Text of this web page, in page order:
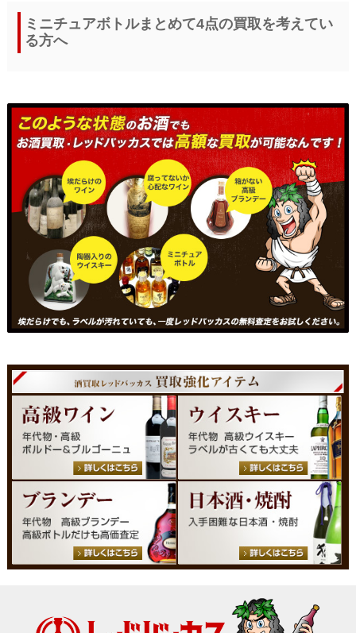
ミニチュアボトルまとめて4点の買取を考えてい
る方へ